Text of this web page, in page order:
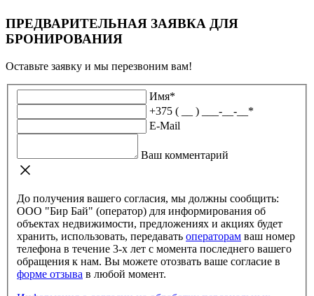
ПРЕДВАРИТЕЛЬНАЯ ЗАЯВКА ДЛЯ
БРОНИРОВАНИЯ
Оставьте заявку и мы перезвоним вам!
Имя*
+375 ( __ ) ___-__-__ *
E-Mail
Ваш комментарий
До получения вашего согласия, мы должны сообщить:
ООО "Бир Бай" (оператор) для информирования об
объектах недвижимости, предложениях и акциях будет
хранить, использовать, передавать операторам
телефона в течение 3-х лет с момента последнего вашего
обращения к нам. Вы можете отозвать ваше согласие в
форме отзыва
в любой момент.